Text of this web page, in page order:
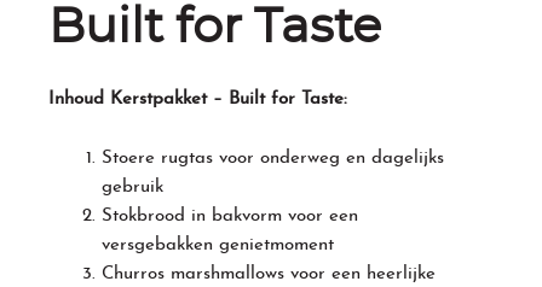
Built for Taste
Inhoud Kerstpakket – Built for Taste:
Stoere rugtas voor onderweg en dagelijks
gebruik
Stokbrood in bakvorm voor een
versgebakken genietmoment
Churros marshmallows voor een heerlijke